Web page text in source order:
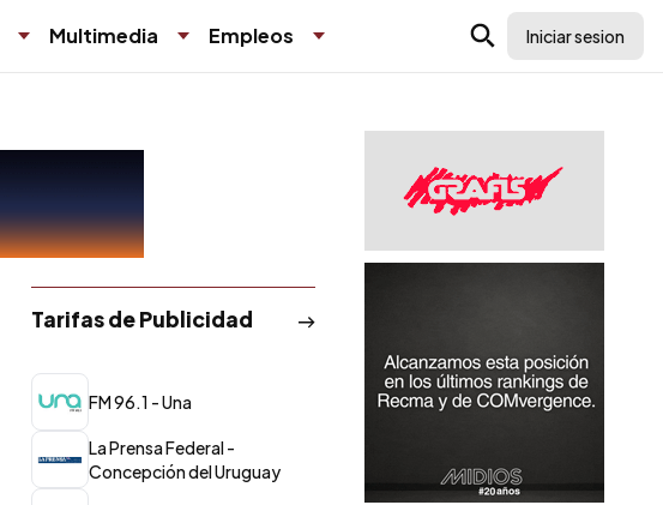
Multimedia Empleos Iniciar sesion
Tarifas de Publicidad
FM 96.1 - Una
La Prensa Federal -
Concepción del Uruguay